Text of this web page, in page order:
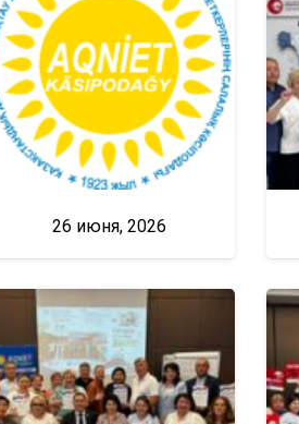
26 июня, 2026